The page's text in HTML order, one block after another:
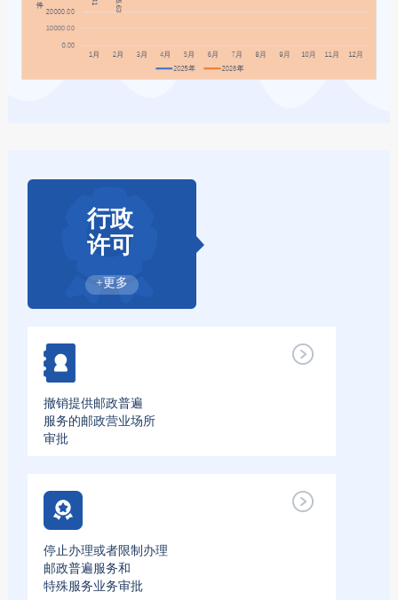
行政
许可
+更多
撤销提供邮政普遍
服务的邮政营业场所
审批
停止办理或者限制办理
邮政普遍服务和
特殊服务业务审批